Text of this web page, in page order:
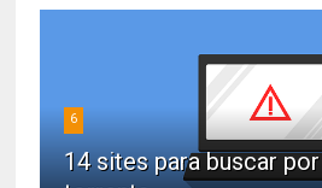
6
14 sites para buscar